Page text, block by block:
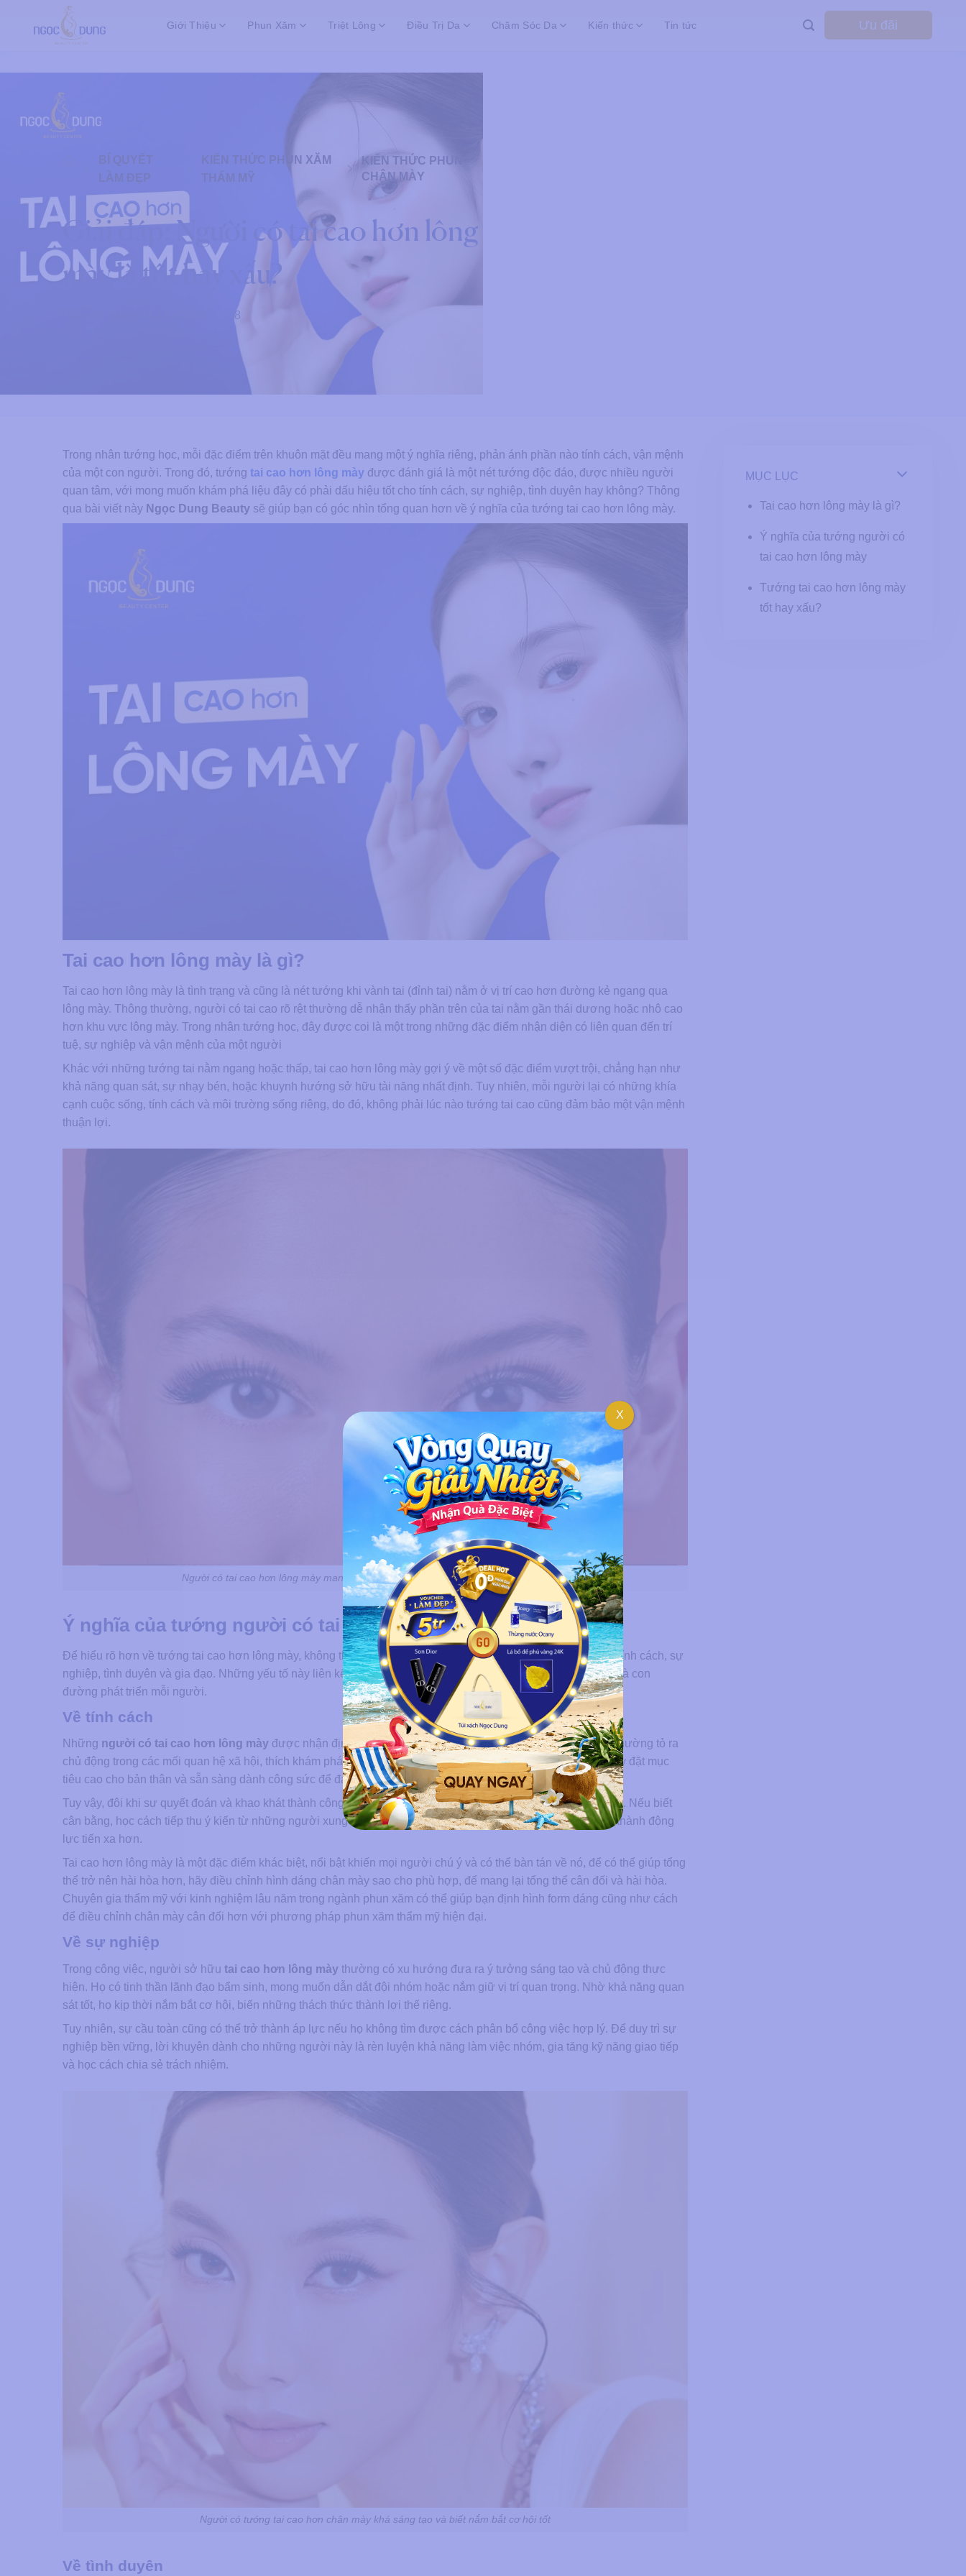
Giới Thiệu Phun Xăm Triệt Lông Điều Trị Da Chăm Sóc Da Kiến thức Tin tức Ưu đãi
BÍ QUYẾT
LÀM ĐẸP
KIẾN THỨC PHUN XĂM
THẨM MỸ
KIẾN THỨC PHUN
CHÂN MÀY
Giải đáp: Người có tai cao hơn lông
mày là tốt hay xấu?
Ngày 11 tháng 04 năm 2026, 12:08
Trong nhân tướng học, mỗi đặc điểm trên khuôn mặt đều mang một ý nghĩa riêng, phản ánh phần nào tính cách, vận mệnh
của một con người. Trong đó, tướng tai cao hơn lông mày được đánh giá là một nét tướng độc đáo, được nhiều người
quan tâm, với mong muốn khám phá liệu đây có phải dấu hiệu tốt cho tính cách, sự nghiệp, tình duyên hay không? Thông
qua bài viết này Ngọc Dung Beauty sẽ giúp bạn có góc nhìn tổng quan hơn về ý nghĩa của tướng tai cao hơn lông mày.
Tai cao hơn lông mày là gì?
Tai cao hơn lông mày là tình trạng và cũng là nét tướng khi vành tai (đỉnh tai) nằm ở vị trí cao hơn đường kẻ ngang qua
lông mày. Thông thường, người có tai cao rõ rệt thường dễ nhận thấy phần trên của tai nằm gần thái dương hoặc nhô cao
hơn khu vực lông mày. Trong nhân tướng học, đây được coi là một trong những đặc điểm nhận diện có liên quan đến trí
tuệ, sự nghiệp và vận mệnh của một người
Khác với những tướng tai nằm ngang hoặc thấp, tai cao hơn lông mày gợi ý về một số đặc điểm vượt trội, chẳng hạn như
khả năng quan sát, sự nhạy bén, hoặc khuynh hướng sở hữu tài năng nhất định. Tuy nhiên, mỗi người lại có những khía
cạnh cuộc sống, tính cách và môi trường sống riêng, do đó, không phải lúc nào tướng tai cao cũng đảm bảo một vận mệnh
thuận lợi.
Người có tai cao hơn lông mày mang ý nghĩa, và phản ánh điều gì trong nhân tướng?
Ý nghĩa của tướng người có tai cao hơn lông mày
Để hiểu rõ hơn về tướng tai cao hơn lông mày, không thể tách rời bốn khía cạnh quan trọng trong cuộc sống: tính cách, sự
nghiệp, tình duyên và gia đạo. Những yếu tố này liên kết mật thiết, ảnh hưởng trực tiếp đến quan hệ cá nhân và con
đường phát triển mỗi người.
Về tính cách
Những người có tai cao hơn lông mày được nhận định là mang tinh thần lạc quan và tư duy nhạy bén. Họ thường tỏ ra
chủ động trong các mối quan hệ xã hội, thích khám phá cái mới và không ngại thử thách. Đặc biệt, họ cũng hay đặt mục
tiêu cao cho bản thân và sẵn sàng dành công sức để đạt được mục tiêu đó.
Tuy vậy, đôi khi sự quyết đoán và khao khát thành công có thể khiến họ bị xem là “cứng đầu” hoặc ít lắng nghe. Nếu biết
cân bằng, học cách tiếp thu ý kiến từ những người xung quanh, những cá nhân này sẽ biến ưu thế của mình thành động
lực tiến xa hơn.
Tai cao hơn lông mày là một đặc điểm khác biệt, nổi bật khiến mọi người chú ý và có thể bàn tán về nó, để có thể giúp tổng
thể trở nên hài hòa hơn, hãy điều chỉnh hình dáng chân mày sao cho phù hợp, để mang lại tổng thể cân đối và hài hòa.
Chuyên gia thẩm mỹ với kinh nghiệm lâu năm trong ngành phun xăm có thể giúp bạn định hình form dáng cũng như cách
để điều chỉnh chân mày cân đối hơn với phương pháp phun xăm thẩm mỹ hiện đại.
Về sự nghiệp
Trong công việc, người sở hữu tai cao hơn lông mày thường có xu hướng đưa ra ý tưởng sáng tạo và chủ động thực
hiện. Họ có tinh thần lãnh đạo bẩm sinh, mong muốn dẫn dắt đội nhóm hoặc nắm giữ vị trí quan trọng. Nhờ khả năng quan
sát tốt, họ kịp thời nắm bắt cơ hội, biến những thách thức thành lợi thế riêng.
Tuy nhiên, sự cầu toàn cũng có thể trở thành áp lực nếu họ không tìm được cách phân bổ công việc hợp lý. Để duy trì sự
nghiệp bền vững, lời khuyên dành cho những người này là rèn luyện khả năng làm việc nhóm, gia tăng kỹ năng giao tiếp
và học cách chia sẻ trách nhiệm.
Người có tướng tai cao hơn chân mày khá sáng tạo và biết nắm bắt cơ hội tốt
Về tình duyên
MỤC LỤC
Tai cao hơn lông mày là gì?
Ý nghĩa của tướng người có
tai cao hơn lông mày
Tướng tai cao hơn lông mày
tốt hay xấu?
X